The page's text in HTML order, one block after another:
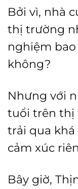
Bởi vì, nhà
thị trường
nghiệm
không?
Nhưng với
tuổi trên thị
trải qua
cảm xúc
Bây giờ,